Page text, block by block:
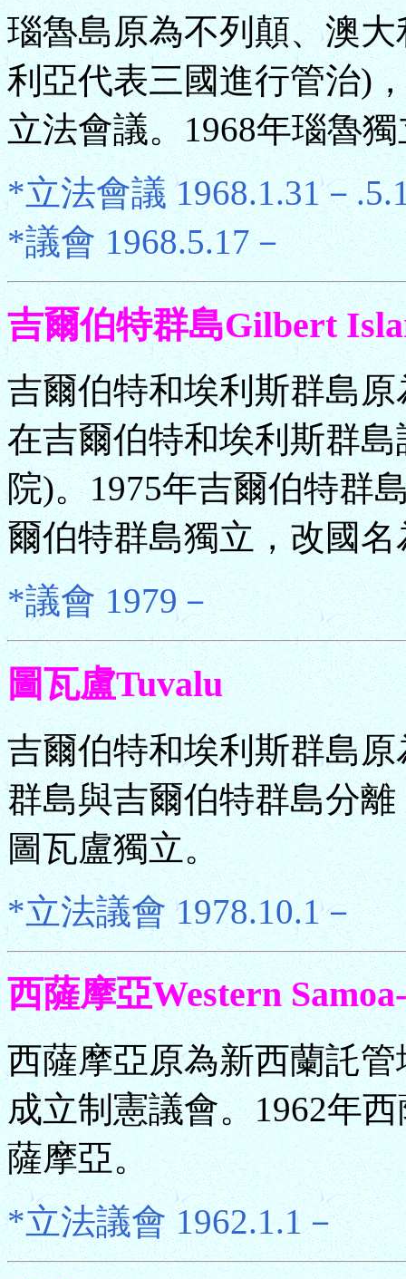
瑙魯島原為不列顛、澳
利亞代表三國進行管治)
立法會議。1968年瑙魯
*立法會議 1968.1.31－
*議會 1968.5.17－
吉爾伯特群島Gilbert
吉爾伯特和埃利斯群島
在吉爾伯特和埃利斯群
院)。1975年吉爾伯特群
爾伯特群島獨立，改國
*議會 1979－
圖瓦盧Tuvalu
吉爾伯特和埃利斯群島
群島與吉爾伯特群島分
圖瓦盧獨立。
*立法議會 1978.10.1－
西薩摩亞Western
西薩摩亞原為新西蘭託
成立制憲議會。1962年
薩摩亞。
*立法議會 1962.1.1－